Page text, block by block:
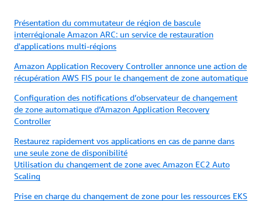
Présentation du commutateur de région de bascule
interrégionale Amazon ARC: un service de restauration
d'applications multi-régions
Amazon Application Recovery Controller annonce une action de
récupération AWS FIS pour le changement de zone automatique
Configuration des notifications d’observateur de changement
de zone automatique d’Amazon Application Recovery
Controller
Restaurez rapidement vos applications en cas de panne dans
une seule zone de disponibilité
Utilisation du changement de zone avec Amazon EC2 Auto
Scaling
Prise en charge du changement de zone pour les ressources EKS